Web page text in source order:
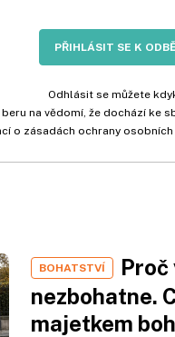
PŘIHLÁSIT SE K
Odhlásit se můžete
na vědomí, že dochází ke
o zásadách ochrany
BOHATSTVÍ
nezbohatne.
majetkem